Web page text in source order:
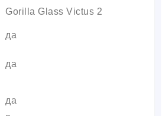
Gorilla Glass Victus 2
да
да
да